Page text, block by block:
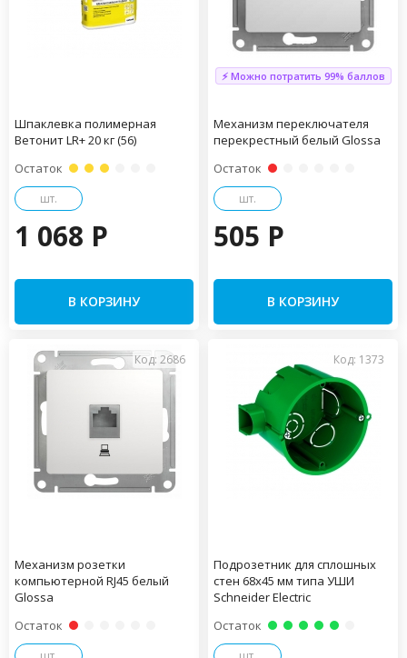
Шпаклевка полимерная
Ветонит LR+ 20 кг (56)
Остаток
шт.
1 068 P
В КОРЗИНУ
⚡ Можно потратить 99% баллов
Механизм переключателя
перекрестный белый Glossa
Остаток
шт.
505 P
В КОРЗИНУ
Код: 2686
Механизм розетки
компьютерной RJ45 белый
Glossa
Остаток
Код: 1373
Подрозетник для сплошных
стен 68х45 мм типа УШИ
Schneider Electric
Остаток